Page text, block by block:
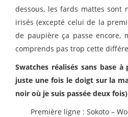
dessous, les fards mattes sont
irisés (excepté celui de la
de paupière ça passe encore,
comprends pas trop cette
Swatches réalisés sans base
juste une fois le doigt sur la
noir où je suis passée deux fois)
Première ligne : Sokoto –